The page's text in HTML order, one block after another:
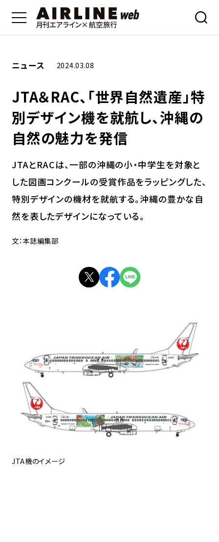
ニュース 2024.03.08
JTA＆RAC、「世界自然遺産」特
別デザイン機を就航し、沖縄の
自然の魅力を発信
JTAとRACは、一部の沖縄の小・中学生を対象と
した図画コンクールの受賞作品をラッピングした、
特別デザインの機材を就航する。沖縄の豊かな自
然を表したデザインになっている。
文：本誌編集部
JTA機のイメージ